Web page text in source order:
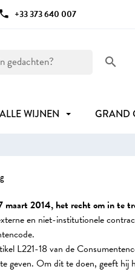
phone +33 373 640 007
search
ALLE WIJNEN GRAND
maart 2014, het recht om in te
en niet-institutionele
L221-18 van de
geven. Om dit te doen, geeft hij